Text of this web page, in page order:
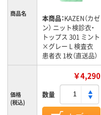
商品名 本商品：KAZEN（カゼ
ン） ニット検診衣・
トップス 301 ミント
×グレー L 検査衣
患者衣 1枚（直送品）
価格
(税込)
￥4,290
数量